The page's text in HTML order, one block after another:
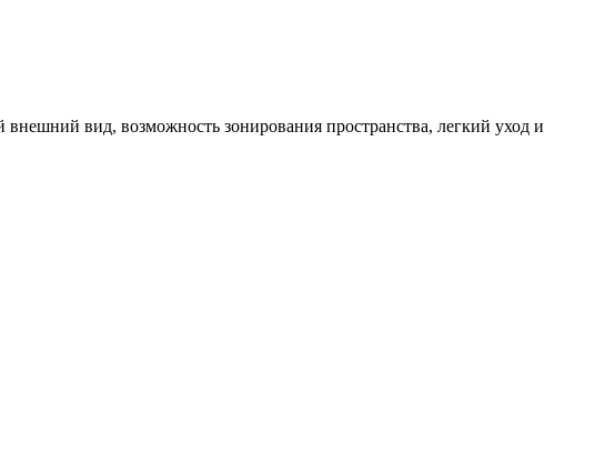
вид, возможность зонирования пространства, легкий уход и